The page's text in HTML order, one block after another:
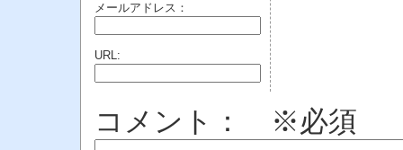
メールアドレス：
URL:
コメント： ※必須